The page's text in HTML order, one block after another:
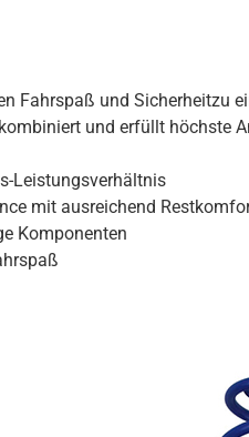
Fahrspaß und Sicherheitzu
und erfüllt höchste
Leistungsverhältnis
mit ausreichend
Komponenten